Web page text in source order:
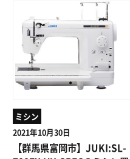
ミシン
2021年10月30日
【群馬県富岡市】JUKI:SL-